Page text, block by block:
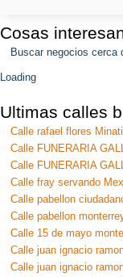
Cosas
Buscar negocios cerca
Loading
Ultimas calles
Calle rafael flores
Calle FUNERARIA
Calle FUNERARIA
Calle fray servando
Calle pabellon
Calle pabellon
Calle 15 de mayo
Calle juan ignacio
Calle juan ignacio